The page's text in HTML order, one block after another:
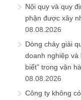
Nội quy và quy
phận được xây
08.08.2026
Dòng chảy giải
doanh nghiệp và
biết” trong vận
08.08.2026
Công ty không